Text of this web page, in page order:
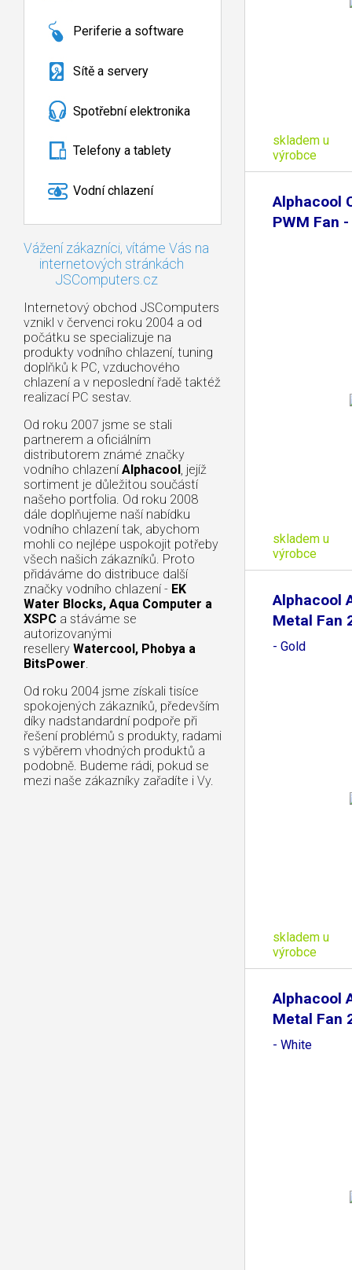
Periferie a software
Sítě a servery
Spotřební elektronika
Telefony a tablety
Vodní chlazení
Vážení zákazníci, vítáme Vás na
internetových stránkách
JSComputers.cz
Internetový obchod JSComputers
vznikl v červenci roku 2004 a od
počátku se specializuje na
produkty vodního chlazení, tuning
doplňků k PC, vzduchového
chlazení a v neposlední řadě taktéž
realizací PC sestav.
Od roku 2007 jsme se stali
partnerem a oficiálním
distributorem známé značky
vodního chlazení Alphacool, jejíž
sortiment je důležitou součástí
našeho portfolia. Od roku 2008
dále doplňujeme naší nabídku
vodního chlazení tak, abychom
mohli co nejlépe uspokojit potřeby
všech našich zákazníků. Proto
přidáváme do distribuce další
značky vodního chlazení - EK
Water Blocks, Aqua Computer a
XSPC a stáváme se
autorizovanými
resellery Watercool, Phobya a
BitsPower.
Od roku 2004 jsme získali tisíce
spokojených zákazníků, především
díky nadstandardní podpoře při
řešení problémů s produkty, radami
s výběrem vhodných produktů a
podobně. Budeme rádi, pokud se
mezi naše zákazníky zařadíte i Vy.
skladem u
výrobce
Alphacool
PWM Fan
skladem u
výrobce
Alphacool
Metal Fan
- Gold
skladem u
výrobce
Alphacool
Metal Fan
- White